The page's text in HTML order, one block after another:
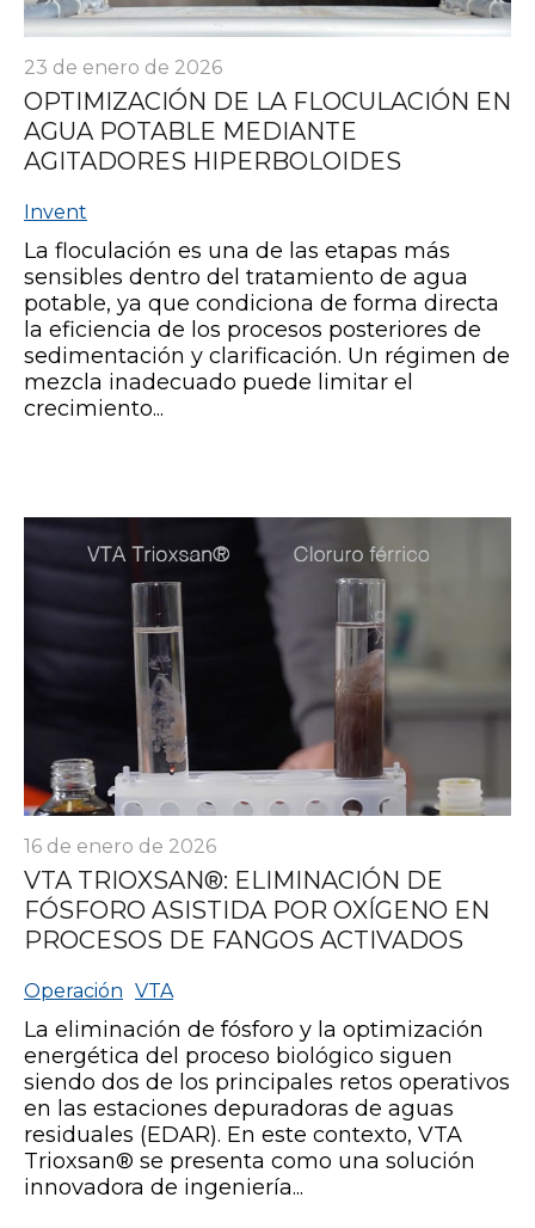
23 de enero de 2026
OPTIMIZACIÓN DE LA FLOCULACIÓN EN
AGUA POTABLE MEDIANTE
AGITADORES HIPERBOLOIDES
Invent
La floculación es una de las etapas más
sensibles dentro del tratamiento de agua
potable, ya que condiciona de forma directa
la eficiencia de los procesos posteriores de
sedimentación y clarificación. Un régimen de
mezcla inadecuado puede limitar el
crecimiento...
16 de enero de 2026
VTA TRIOXSAN®: ELIMINACIÓN DE
FÓSFORO ASISTIDA POR OXÍGENO EN
PROCESOS DE FANGOS ACTIVADOS
Operación VTA
La eliminación de fósforo y la optimización
energética del proceso biológico siguen
siendo dos de los principales retos operativos
en las estaciones depuradoras de aguas
residuales (EDAR). En este contexto, VTA
Trioxsan® se presenta como una solución
innovadora de ingeniería...